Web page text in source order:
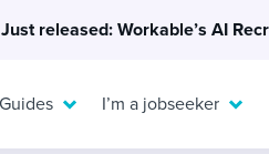
Just released: Workable’s AI
I’m a jobseeker